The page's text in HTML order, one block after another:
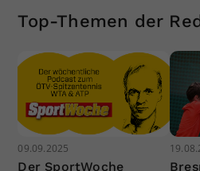
Top-Themen der
09.09.2025
Der SportWoche